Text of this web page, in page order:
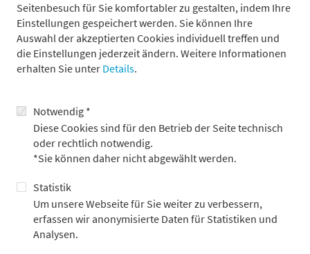
Seitenbesuch für Sie komfortabler zu gestalten, indem Ihre
Einstellungen gespeichert werden. Sie können Ihre
Auswahl der akzeptierten Cookies individuell treffen und
die Einstellungen jederzeit ändern. Weitere Informationen
erhalten Sie unter Details.
Notwendig *
Diese Cookies sind für den Betrieb der Seite technisch
oder rechtlich notwendig.
*Sie können daher nicht abgewählt werden.
Statistik
Um unsere Webseite für Sie weiter zu verbessern,
erfassen wir anonymisierte Daten für Statistiken und
Analysen.
Zum Bewerbungsformular
Bankhaus